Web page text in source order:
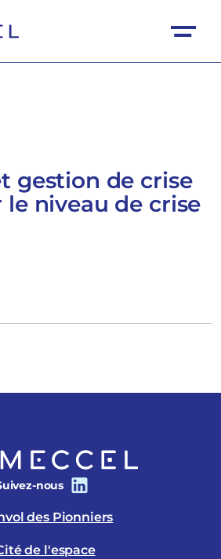
gestion de crise
niveau de crise
nous
des Pionniers
de l'espace